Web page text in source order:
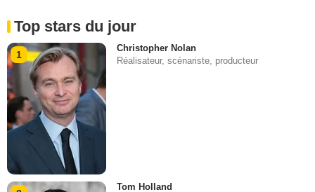
Top stars du jour
1
Christopher Nolan
Réalisateur, scénariste, producteur
Tom Holland